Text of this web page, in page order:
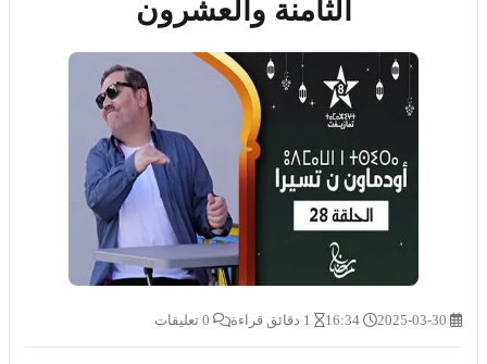
الثامنة والعشرون